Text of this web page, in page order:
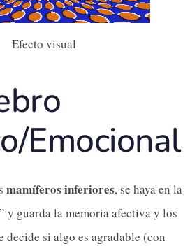
Efecto visual
Emocional
mamíferos inferiores, se haya en la
y guarda la memoria afectiva y los
decide si algo es agradable (con